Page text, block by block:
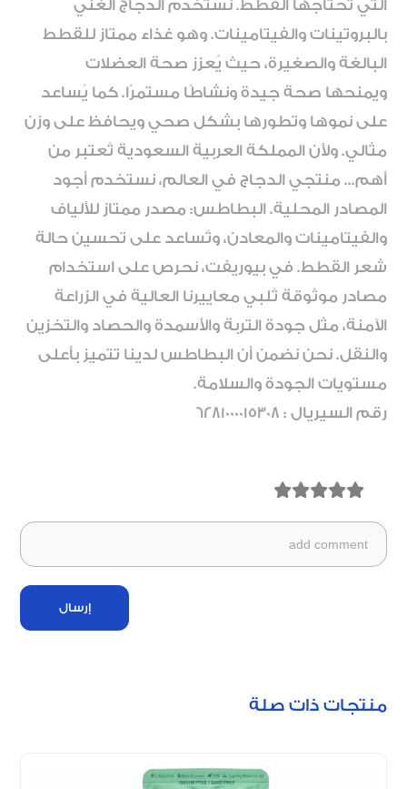
التي تحتاجها القطط. نستخدم الدجاج الغني
بالبروتينات والفيتامينات. وهو غذاء ممتاز للقطط
البالغة والصغيرة، حيث يُعزز صحة العضلات
ويمنحها صحة جيدة ونشاطًا مستمرًا. كما يُساعد
على نموها وتطورها بشكل صحي ويحافظ على وزن
مثالي. ولأن المملكة العربية السعودية تُعتبر من
أهم... منتجي الدجاج في العالم، نستخدم أجود
المصادر المحلية. البطاطس: مصدر ممتاز للألياف
والفيتامينات والمعادن، وتُساعد على تحسين حالة
شعر القطط. في بيوريفت، نحرص على استخدام
مصادر موثوقة تُلبي معاييرنا العالية في الزراعة
الآمنة، مثل جودة التربة والأسمدة والحصاد والتخزين
والنقل. نحن نضمن أن البطاطس لدينا تتميز بأعلى
مستويات الجودة والسلامة.
رقم السيريال : 6281000015308
إرسال
منتجات ذات صلة